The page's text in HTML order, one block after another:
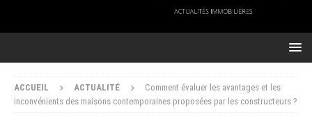
ACCUEIL ACTUALITÉ
Comment évaluer les avantages et les
inconvénients des maisons contemporaines proposées par les constructeurs ?